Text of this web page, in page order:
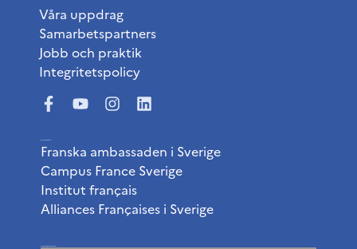
Våra uppdrag
Samarbetspartners
Jobb och praktik
Integritetspolicy
Franska ambassaden i Sverige
Campus France Sverige
Institut français
Alliances Françaises i Sverige